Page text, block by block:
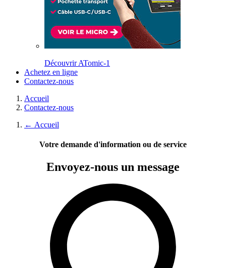
Découvrir ATomic-1
Achetez en ligne
Contactez-nous
Accueil
Contactez-nous
← Accueil
Votre demande d'information ou de service
Envoyez-nous un message